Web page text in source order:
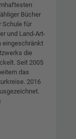
Bücher
Schule für
und Land-Art-
eingeschränkt
die
Seit 2005
das
2016